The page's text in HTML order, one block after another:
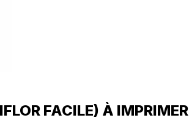
FACILE) À IMPRIMER